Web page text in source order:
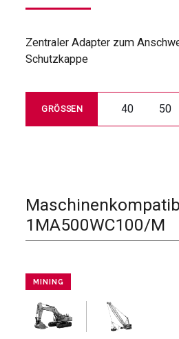
Zentraler Adapter zum
Schutzkappe
GRÖSSEN 40 50
1MA500WC100/M
MINING